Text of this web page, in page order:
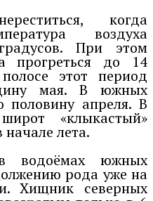
когда
воздуха
При этом
прогреться до 14
этот период
мая. В южных
апреля. В
«клыкастый»
лета.
водоёмах южных
рода уже на
Хищник северных